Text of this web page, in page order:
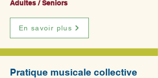
Adultes / Seniors
En savoir plus
Pratique musicale collective